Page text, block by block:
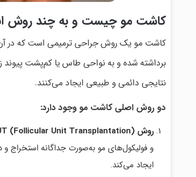
کاشت مو چیست و به چند روش
کاشت مو یک روش جراحی ترمیمی است که در آن
برداشته شده و به نواحی طاس یا کم‌پشت پیوند
نتایجی دائمی و طبیعی ایجاد می‌کنند.
دو روش اصلی کاشت مو وجود دارد:
روش FUT (Follicular Unit Transplantation)
و فولیکول‌های مو به‌صورت جداگانه استخراج
ایجاد می‌کند.